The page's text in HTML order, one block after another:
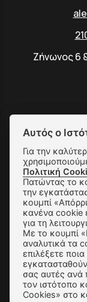
Ζήνωνος 6
Αυτός ο
Για την
Πολιτική
Πατώντας το κουμπί «Αποδοχή
την
κουμπί
κανένα cookie
για τη
Με το κουμπί
αναλυτικά τα
επιλέξετε
σας αυτές ανά
τον ιστότοπο
Cookies» στο